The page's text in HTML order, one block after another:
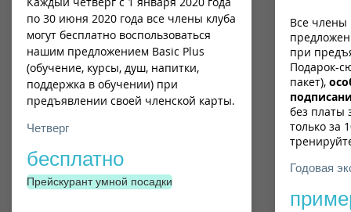
по 30 июня 2020 года все члены клуба
могут бесплатно воспользоваться
нашим предложением Basic Plus
(обучение, курсы, душ, напитки,
поддержка в обучении) при
предъявлении своей членской карты.
Четверг
бесплатно
Прейскурант умной посадки
Все члены
при
Подарок-
пакет),
без платы
только за
Годовая